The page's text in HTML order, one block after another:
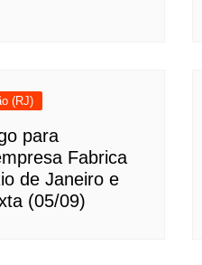
(RJ)
para
Fabrica
de Janeiro e
(05/09)